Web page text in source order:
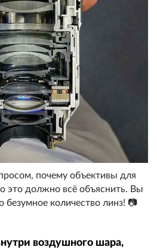
почему объективы для
это должно всё объяснить. Вы
безумное количество линз! 📷
воздушного шара,